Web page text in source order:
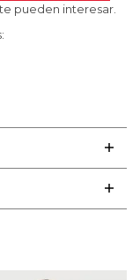
pueden interesar.